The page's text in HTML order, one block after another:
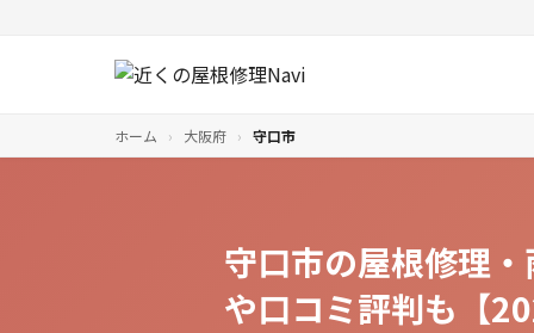
ホーム › 大阪府 › 守口市
守口市の屋根修理
や口コミ評判も【